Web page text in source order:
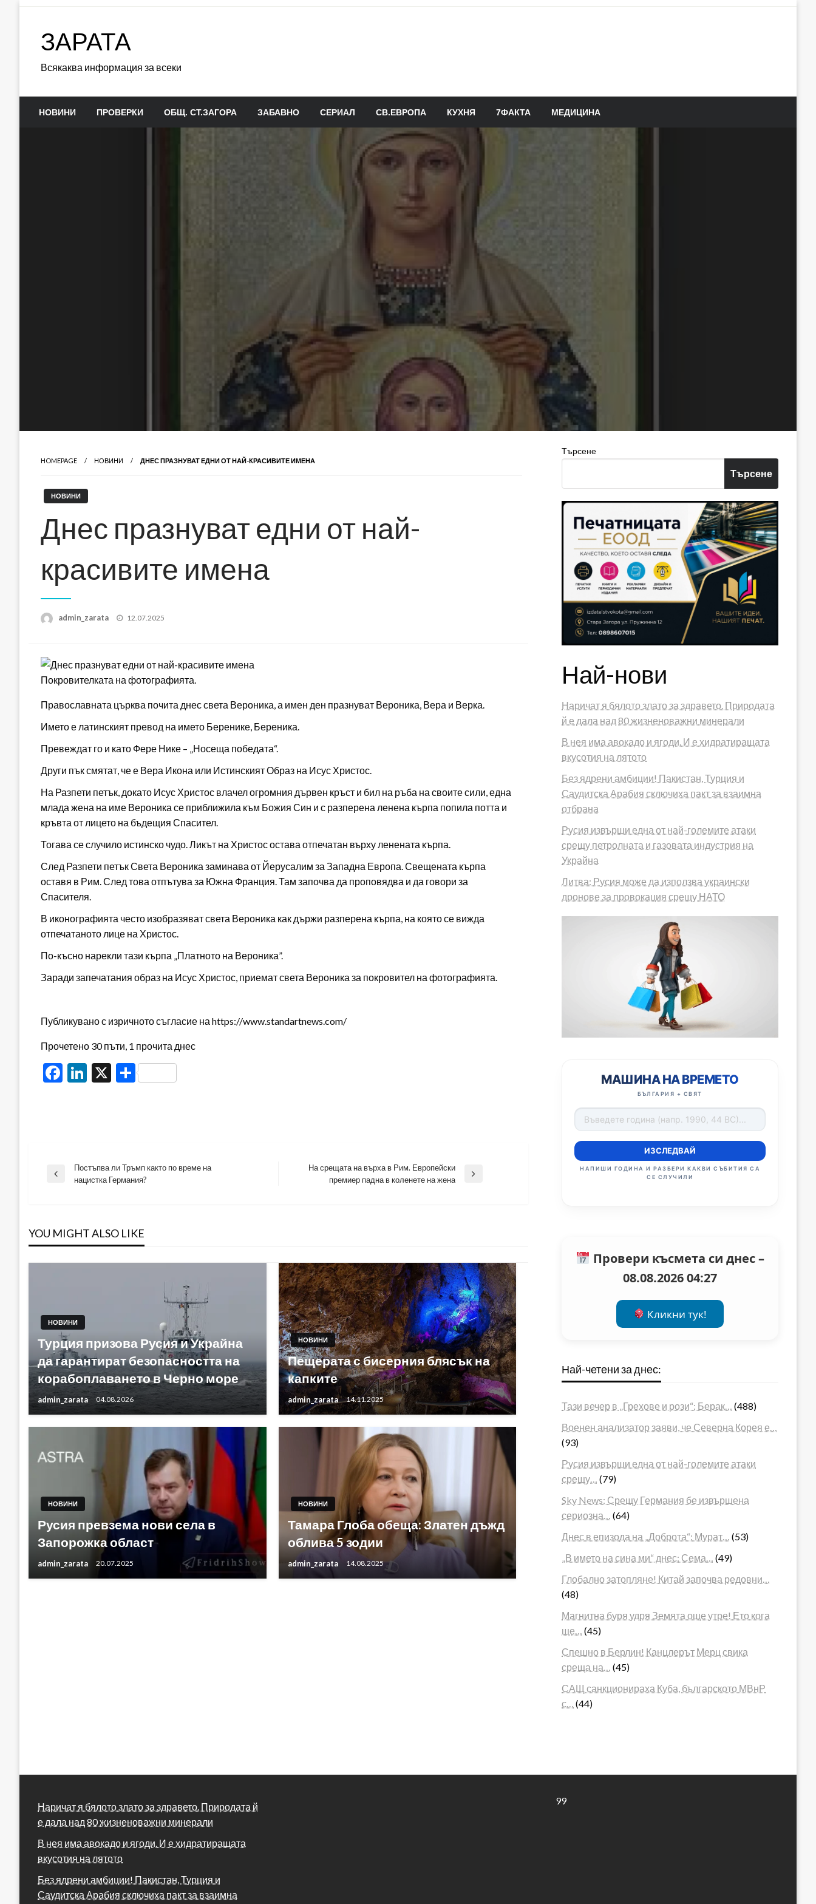
ЗАРАТА
Всякаква информация за всеки
НОВИНИ ПРОВЕРКИ ОБЩ. СТ.ЗАГОРА ЗАБАВНО СЕРИАЛ СВ.ЕВРОПА КУХНЯ 7ФАКТА МЕДИЦИНА
HOMEPAGE НОВИНИ ДНЕС ПРАЗНУВАТ ЕДНИ ОТ НАЙ-КРАСИВИТЕ ИМЕНА
НОВИНИ
Днес празнуват едни от най-
красивите имена
admin_zarata
Posted
12.07.2025
Покровителката на фотографията.
Православната църква почита днес света Вероника, а имен ден празнуват Вероника, Вера и Верка.
Името е латинският превод на името Беренике, Береника.
Превеждат го и като Фере Нике – „Носеща победата“.
Други пък смятат, че е Вера Икона или Истинският Образ на Исус Христос.
На Разпети петък, докато Исус Христос влачел огромния дървен кръст и бил на ръба на своите сили, една
млада жена на име Вероника се приближила към Божия Син и с разперена ленена кърпа попила потта и
кръвта от лицето на бъдещия Спасител.
Тогава се случило истинско чудо. Ликът на Христос остава отпечатан върху ленената кърпа.
След Разпети петък Света Вероника заминава от Йерусалим за Западна Европа. Свещената кърпа
оставя в Рим. След това отпътува за Южна Франция. Там започва да проповядва и да говори за
Спасителя.
В иконографията често изобразяват света Вероника как държи разперена кърпа, на която се вижда
отпечатаното лице на Христос.
По-късно нарекли тази кърпа „Платното на Вероника”.
Заради запечатания образ на Исус Христос, приемат света Вероника за покровител на фотографията.
Публикувано с изричното съгласие на https://www.standartnews.com/
Прочетено 30 пъти, 1 прочита днес
Facebook
LinkedIn
X Share
Навигация
Previous
Постъпва ли Тръмп както по време на
нацистка Германия?
На срещата на върха в Рим. Европейски
премиер падна в коленете на жена
YOU MIGHT ALSO LIKE
НОВИНИ
Турция призова Русия и Украйна
да гарантират безопасността на
корабоплаването в Черно море
admin_zarata 04.08.2026
НОВИНИ
Пещерата с бисерния блясък на
капките
admin_zarata 14.11.2025
НОВИНИ
Русия превзема нови села в
Запорожка област
admin_zarata 20.07.2025
НОВИНИ
Тамара Глоба обеща: Златен дъжд
облива 5 зодии
admin_zarata 14.08.2025
Търсене
Търсене
Най-нови
Наричат я бялото злато за здравето. Природата
й е дала над 80 жизненоважни минерали
В нея има авокадо и ягоди. И е хидратиращата
вкусотия на лятото
Без ядрени амбиции! Пакистан, Турция и
Саудитска Арабия сключиха пакт за взаимна
отбрана
Русия извърши една от най-големите атаки
срещу петролната и газовата индустрия на
Украйна
Литва: Русия може да използва украински
дронове за провокация срещу НАТО
МАШИНА НА ВРЕМЕТО
БЪЛГАРИЯ + СВЯТ
ИЗСЛЕДВАЙ
НАПИШИ ГОДИНА И РАЗБЕРИ КАКВИ СЪБИТИЯ СА
СЕ СЛУЧИЛИ
Провери късмета си днес –
08.08.2026 04:27
Кликни тук!
Най-четени за днес:
Тази вечер в „Грехове и рози“: Берак…
(488)
Военен анализатор заяви, че Северна Корея е…
(93)
Русия извърши една от най-големите атаки
срещу…
(79)
Sky News: Срещу Германия бе извършена
сериозна…
(64)
Днес в епизода на „Доброта“: Мурат…
(53)
„В името на сина ми“ днес: Сема…
(49)
Глобално затопляне! Китай започва редовни…
(48)
Магнитна буря удря Земята още утре! Ето кога
ще…
(45)
Спешно в Берлин! Канцлерът Мерц свика
среща на…
(45)
САЩ санкционираха Куба, българското МВнР
с…
(44)
Наричат я бялото злато за здравето. Природата й
е дала над 80 жизненоважни минерали
В нея има авокадо и ягоди. И е хидратиращата
вкусотия на лятото
Без ядрени амбиции! Пакистан, Турция и
Саудитска Арабия сключиха пакт за взаимна
99